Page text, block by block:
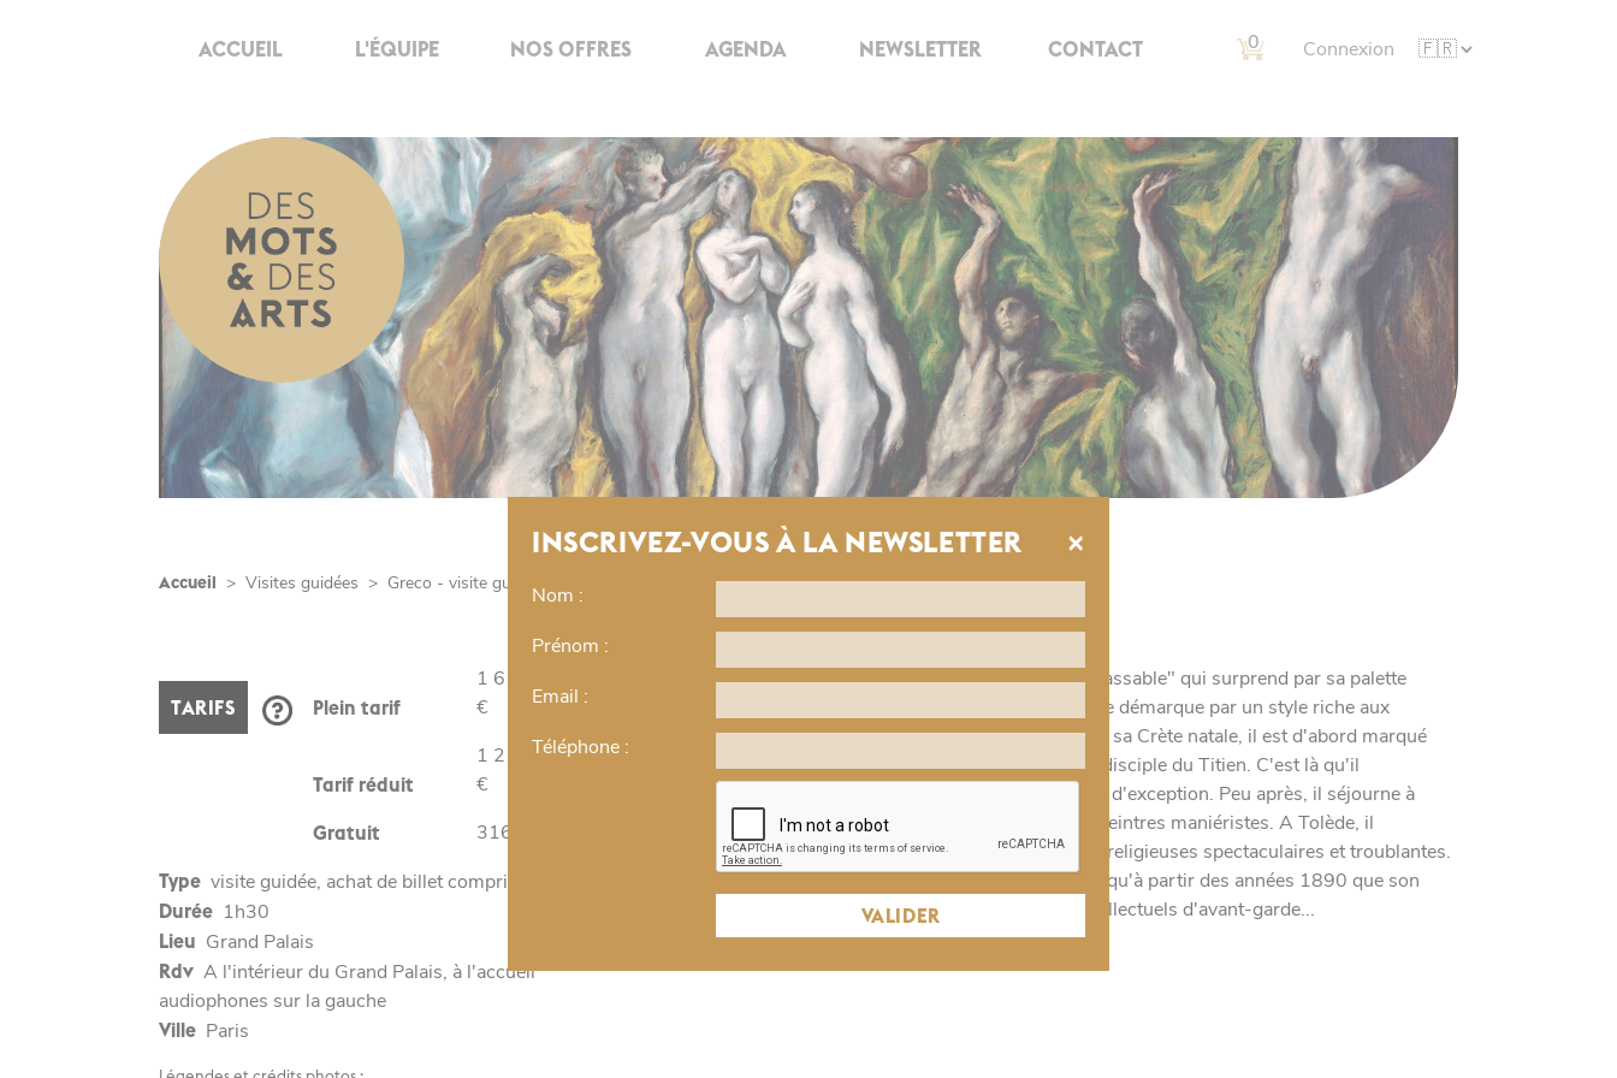
ACCUEIL L'ÉQUIPE NOS OFFRES AGENDA NEWSLETTER CONTACT 0 Connexion
Accueil > Visites guidées > Greco - visite guidée GRECO - VISITE GUIDÉE
TARIFS Plein tarif
1 616,00
€
Tarif réduit
1 216,00
€
Gratuit 316,00 €
Type visite guidée, achat de billet compris
Durée 1h30
Lieu Grand Palais
Rdv A l'intérieur du Grand Palais, à l'accueil
audiophones sur la gauche
Ville Paris
Grand peintre du Siècle d'or espagnol, le Greco est un "inclassable" qui surprend par sa palette
flamboyante et ses figures longilignes et fantomatiques. Il se démarque par un style riche aux
influences composites : formé à la peinture des icônes dans sa Crète natale, il est d'abord marqué
par le style byzantin avant de rejoindre Venise où il devient disciple du Titien. C'est là qu'il
approfondit son travail sur la couleur et devient un coloriste d'exception. Peu après, il séjourne à
Rome où il découvre l'oeuvre de Michel Ange et côtoie les peintres maniéristes. A Tolède, il
développe une forme d'expressionisme et peint des scènes religieuses spectaculaires et troublantes.
Après sa mort, le génie Greco tombe dans l'oubli - ce n'est qu'à partir des années 1890 que son
oeuvre sera redécouverte et célébrée par des artistes et intellectuels d'avant-garde...
INSCRIVEZ-VOUS À LA NEWSLETTER ×
Nom :
Prénom :
Email :
Téléphone :
VALIDER